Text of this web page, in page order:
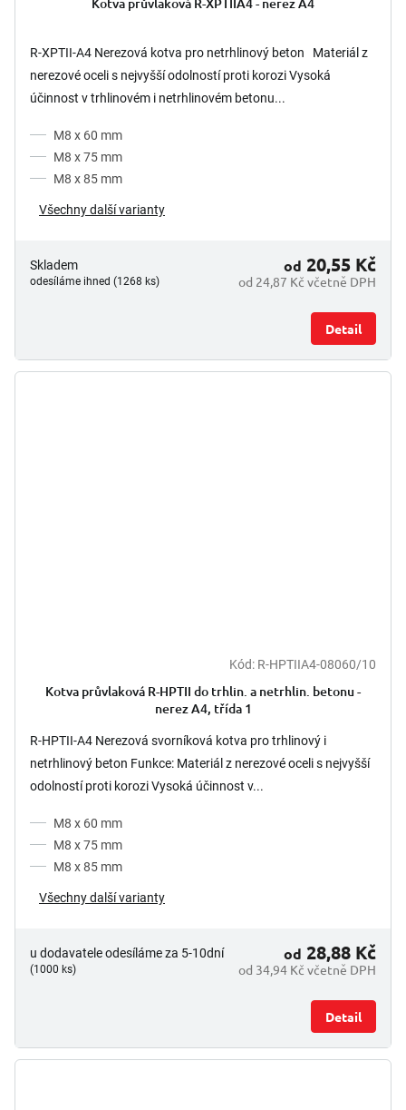
5,0
5
hvězdiček.
R-XPTII-A4 Nerezová kotva pro netrhlinový beton Materiál z
nerezové oceli s nejvyšší odolností proti korozi Vysoká
účinnost v trhlinovém i netrhlinovém betonu...
M8 x 60 mm
M8 x 75 mm
M8 x 85 mm
Všechny další varianty
Skladem
odesíláme ihned (1268 ks) od 24,87 Kč včetně DPH
od 20,55 Kč
Detail
Kód: R-HPTIIA4-08060/10
Kotva průvlaková R-HPTII do trhlin. a netrhlin. betonu -
nerez A4, třída 1
R-HPTII-A4 Nerezová svorníková kotva pro trhlinový i
netrhlinový beton Funkce: Materiál z nerezové oceli s nejvyšší
odolností proti korozi Vysoká účinnost v...
M8 x 60 mm
M8 x 75 mm
M8 x 85 mm
Všechny další varianty
u dodavatele odesíláme za 5-10dní
(1000 ks) od 34,94 Kč včetně DPH
od 28,88 Kč
Detail